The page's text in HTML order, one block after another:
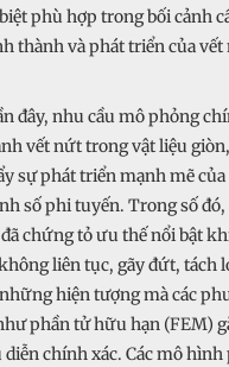
phù hợp trong bối cảnh
thành và phát triển của vết
đây, nhu cầu mô phỏng
vết nứt trong vật liệu
sự phát triển mạnh mẽ của
số phi tuyến. Trong số đó,
chứng tỏ ưu thế nổi bật
liên tục, gãy đứt, tách
hiện tượng mà các
phần tử hữu hạn (FEM)
chính xác. Các mô hình